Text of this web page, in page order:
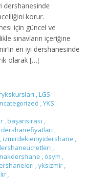
dershanesinde
korur.
için güncel ve
sınavların içeriğine
en iyi dershanesinde
olarak […]
,LGS
,YKS
,başarısırası ,
dershanefiyatları ,
,izmirdekieniyidershane ,
,
, ösym ,
,yksizmir ,
,